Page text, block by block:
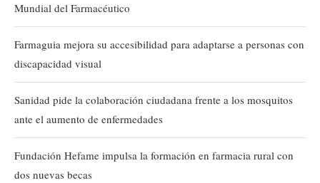
Mundial del Farmacéutico
Farmaguia mejora su accesibilidad para adaptarse a personas con
discapacidad visual
Sanidad pide la colaboración ciudadana frente a los mosquitos
ante el aumento de enfermedades
Fundación Hefame impulsa la formación en farmacia rural con
dos nuevas becas